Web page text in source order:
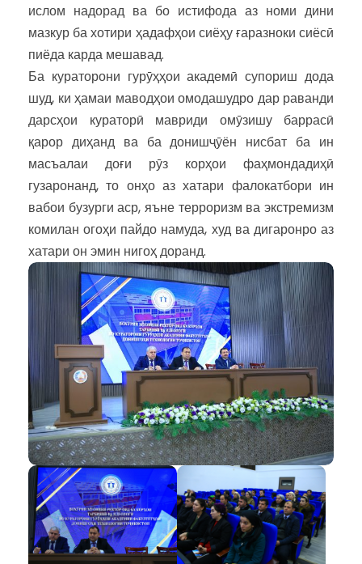
ислом надорад ва бо истифода аз номи дини
мазкур ба хотири ҳадафҳои сиёҳу ғаразноки сиёсӣ
пиёда карда мешавад.
Ба кураторони гурӯҳҳои академӣ супориш дода
шуд, ки ҳамаи маводҳои омодашудро дар раванди
дарсҳои кураторӣ мавриди омӯзишу баррасӣ
қарор диҳанд ва ба донишҷӯён нисбат ба ин
масъалаи доғи рӯз корҳои фаҳмондадиҳӣ
гузаронанд, то онҳо аз хатари фалокатбори ин
вабои бузурги аср, яъне терроризм ва экстремизм
комилан огоҳи пайдо намуда, худ ва дигаронро аз
хатари он эмин нигоҳ доранд.